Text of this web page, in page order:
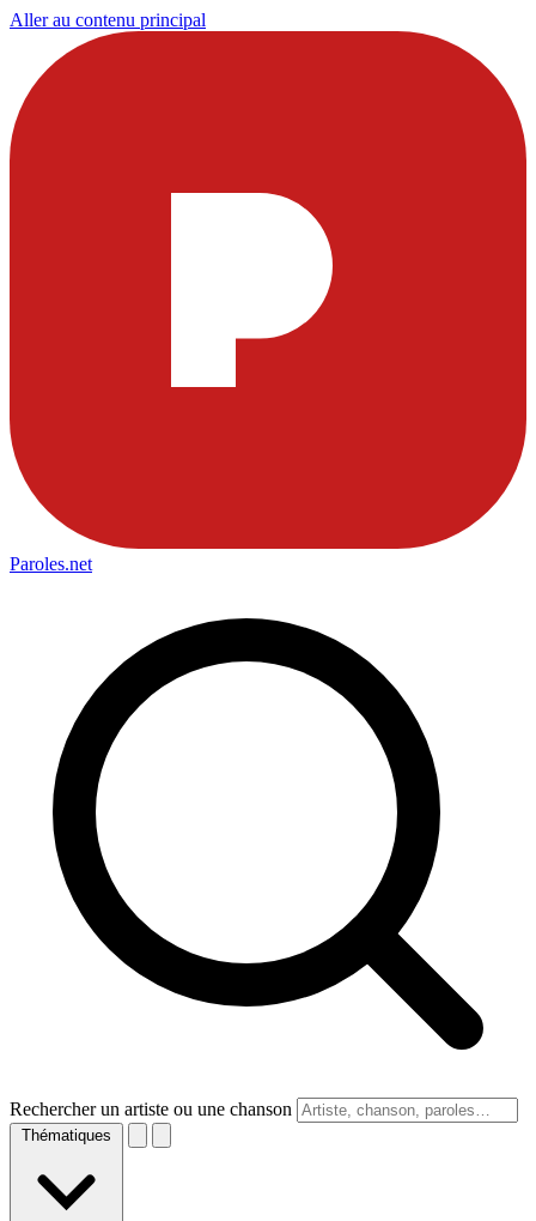
Aller au contenu principal
Paroles.net
Rechercher un artiste ou une chanson
Thématiques